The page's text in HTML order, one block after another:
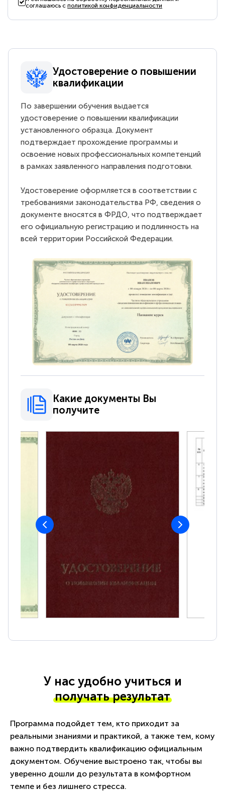
соглашаюсь сполитикой конфиденциальности
Удостоверение о повышении
квалификации
По завершении обучения выдается
удостоверение о повышении квалификации
установленного образца. Документ
подтверждает прохождение программы и
освоение новых профессиональных компетенций
в рамках заявленного направления подготовки.
Удостоверение оформляется в соответствии с
требованиями законодательства РФ, сведения о
документе вносятся в ФРДО, что подтверждает
его официальную регистрацию и подлинность на
всей территории Российской Федерации.
Какие документы Вы
получите
У нас удобно учиться и
получать результат
Программа подойдет тем, кто приходит за
реальными знаниями и практикой, а также тем, кому
важно подтвердить квалификацию официальным
документом. Обучение выстроено так, чтобы вы
уверенно дошли до результата в комфортном
темпе и без лишнего стресса.